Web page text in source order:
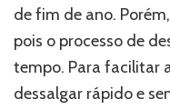
de fim de ano.
pois o processo de
tempo. Para facilitar
dessalgar rápido e